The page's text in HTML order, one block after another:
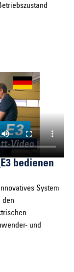
bedienen
System
den
und